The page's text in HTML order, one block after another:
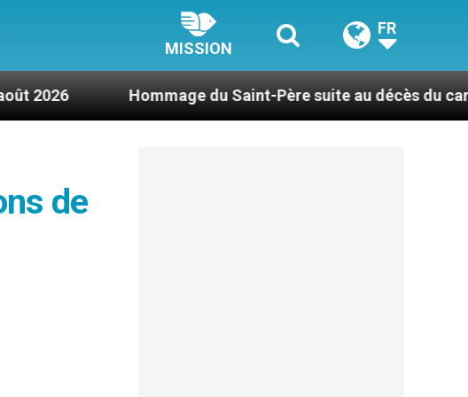
MISSION
FR
Hommage du Saint-Père suite au décès du cardinal Júlio
de